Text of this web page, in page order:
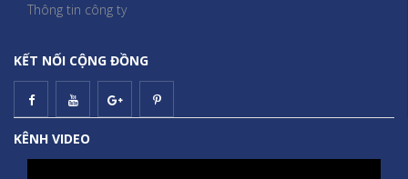
Thông tin công ty
KẾT NỐI CỘNG ĐỒNG
KÊNH VIDEO